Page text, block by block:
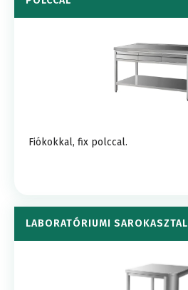
Fiókokkal, fix polccal.
LABORATÓRIUMI SAROKASZTAL